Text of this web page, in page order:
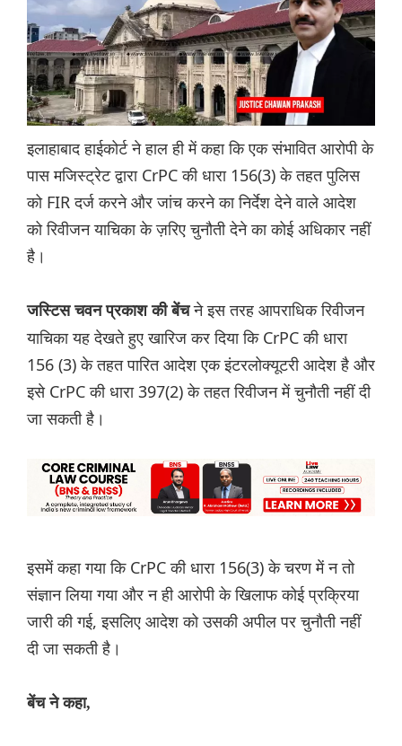
इलाहाबाद हाईकोर्ट ने हाल ही में कहा कि एक संभावित आरोपी के
पास मजिस्ट्रेट द्वारा CrPC की धारा 156(3) के तहत पुलिस
को FIR दर्ज करने और जांच करने का निर्देश देने वाले आदेश
को रिवीजन याचिका के ज़रिए चुनौती देने का कोई अधिकार नहीं
है।
जस्टिस चवन प्रकाश की बेंचने इस तरह आपराधिक रिवीजन
याचिका यह देखते हुए खारिज कर दिया कि CrPC की धारा
156 (3) के तहत पारित आदेश एक इंटरलोक्यूटरी आदेश है और
इसे CrPC की धारा 397(2) के तहत रिवीजन में चुनौती नहीं दी
जा सकती है।
इसमें कहा गया कि CrPC की धारा 156(3) के चरण में न तो
संज्ञान लिया गया और न ही आरोपी के खिलाफ कोई प्रक्रिया
जारी की गई, इसलिए आदेश को उसकी अपील पर चुनौती नहीं
दी जा सकती है।
बेंच ने कहा,